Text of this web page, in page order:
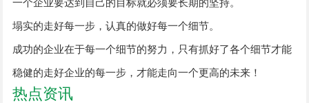
塌实的走好每一步，认真的做好每一个细节。
成功的企业在于每一个细节的努力，只有抓好了各个细节才能
稳健的走好企业的每一步，才能走向一个更高的未来！
热点资讯